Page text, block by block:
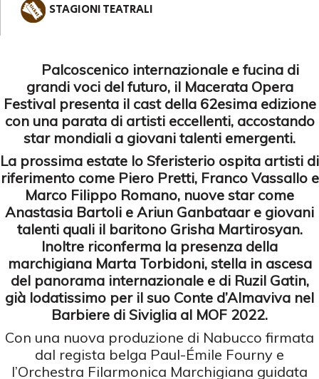
STAGIONI TEATRALI
Palcoscenico internazionale e fucina di
grandi voci del futuro, il Macerata Opera
Festival presenta il cast della 62esima edizione
con una parata di artisti eccellenti, accostando
star mondiali a giovani talenti emergenti.
La prossima estate lo Sferisterio ospita artisti di
riferimento come Piero Pretti, Franco Vassallo e
Marco Filippo Romano, nuove star come
Anastasia Bartoli e Ariun Ganbataar e giovani
talenti quali il baritono Grisha Martirosyan.
Inoltre riconferma la presenza della
marchigiana Marta Torbidoni, stella in ascesa
del panorama internazionale e di Ruzil Gatin,
già lodatissimo per il suo Conte d’Almaviva nel
Barbiere di Siviglia al MOF 2022.
Con una nuova produzione di Nabucco firmata
dal regista belga Paul-Émile Fourny e
l’Orchestra Filarmonica Marchigiana guidata